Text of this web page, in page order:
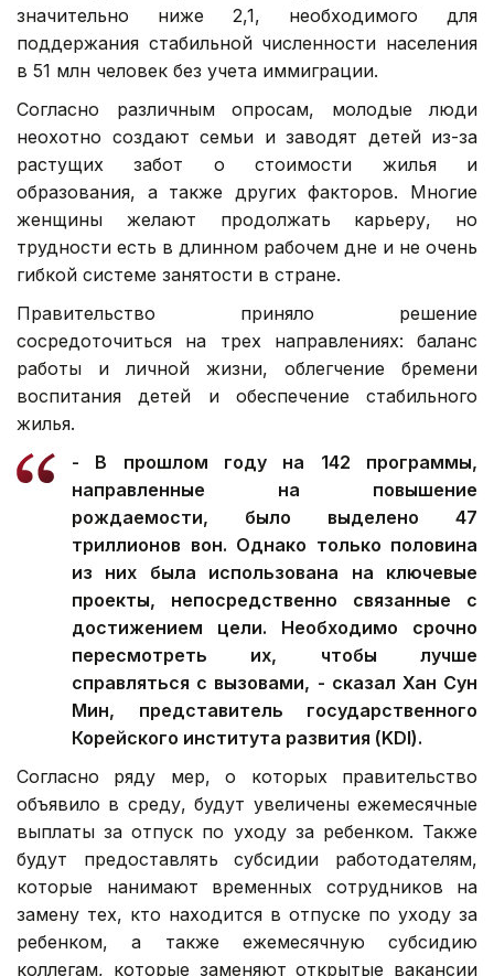
значительно ниже 2,1, необходимого для
поддержания стабильной численности населения
в 51 млн человек без учета иммиграции.
Согласно различным опросам, молодые люди
неохотно создают семьи и заводят детей из-за
растущих забот о стоимости жилья и
образования, а также других факторов. Многие
женщины желают продолжать карьеру, но
трудности есть в длинном рабочем дне и не очень
гибкой системе занятости в стране.
Правительство приняло решение
сосредоточиться на трех направлениях: баланс
работы и личной жизни, облегчение бремени
воспитания детей и обеспечение стабильного
жилья.
- В прошлом году на 142 программы,
направленные на повышение
рождаемости, было выделено 47
триллионов вон. Однако только половина
из них была использована на ключевые
проекты, непосредственно связанные с
достижением цели. Необходимо срочно
пересмотреть их, чтобы лучше
справляться с вызовами, - сказал Хан Сун
Мин, представитель государственного
Корейского института развития (KDI).
Согласно ряду мер, о которых правительство
объявило в среду, будут увеличены ежемесячные
выплаты за отпуск по уходу за ребенком. Также
будут предоставлять субсидии работодателям,
которые нанимают временных сотрудников на
замену тех, кто находится в отпуске по уходу за
ребенком, а также ежемесячную субсидию
коллегам, которые заменяют открытые вакансии